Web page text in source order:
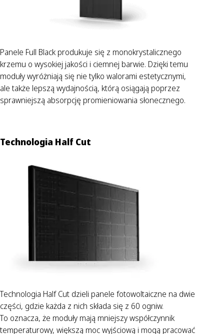
Panele Full Black produkuje się z monokrystalicznego
krzemu o wysokiej jakości i ciemnej barwie. Dzięki temu
moduły wyróżniają się nie tylko walorami estetycznymi,
ale także lepszą wydajnością, którą osiągają poprzez
sprawniejszą absorpcję promieniowania słonecznego.
Technologia Half Cut
Technologia Half Cut dzieli panele fotowoltaiczne na dwie
części, gdzie każda z nich składa się z 60 ogniw.
To oznacza, że moduły mają mniejszy współczynnik
temperaturowy, większą moc wyjściową i mogą pracować